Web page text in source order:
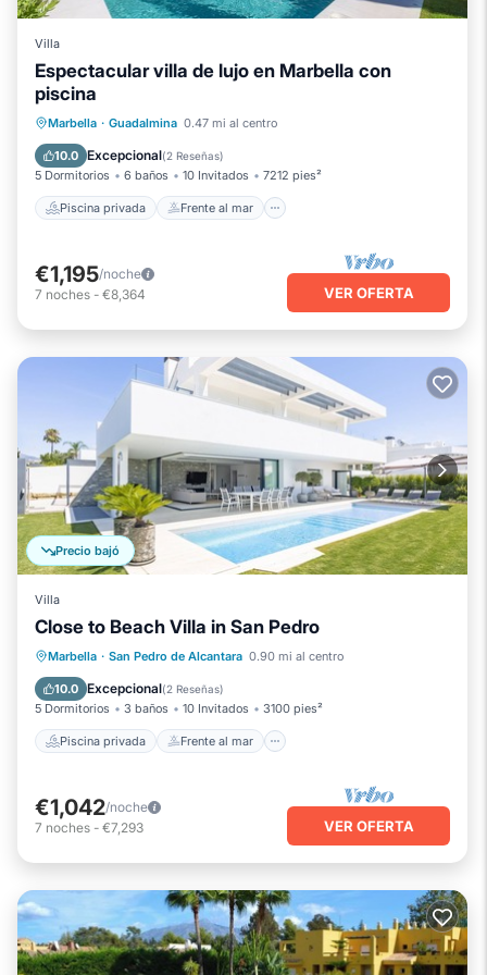
Villa
Espectacular villa de lujo en Marbella con
piscina
Marbella · Guadalmina 0.47 mi al centro
10.0 Excepcional(2 Reseñas)
5 Dormitorios 6 baños 10 Invitados 7212 pies²
Piscina privada Frente al mar
Bañera de hidromasaje
Chimenea/Calefacción
€1,195/noche
7 noches - €8,364 VER OFERTA
Precio bajó
Villa
Close to Beach Villa in San Pedro
Marbella · San Pedro de Alcantara 0.90 mi al centro
10.0 Excepcional(2 Reseñas)
5 Dormitorios 3 baños 10 Invitados 3100 pies²
Piscina privada Frente al mar
Piscina privada
Frente al mar
Chimenea/Calefacción
€1,042/noche
7 noches - €7,293 VER OFERTA